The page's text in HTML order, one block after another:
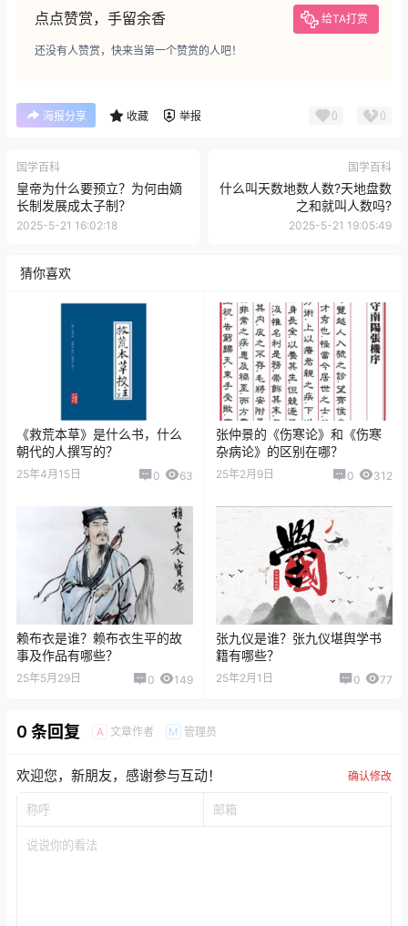
点点赞赏，手留余香 给TA打赏
还没有人赞赏，快来当第一个赞赏的人吧！
海报分享 收藏 举报 0 0
国学百科
皇帝为什么要预立？为何由嫡
长制发展成太子制？
2025-5-21 16:02:18
国学百科
什么叫天数地数人数?天地盘数
之和就叫人数吗?
2025-5-21 19:05:49
猜你喜欢
《救荒本草》是什么书，什么
朝代的人撰写的？
25年4月15日 0 63
张仲景的《伤寒论》和《伤寒
杂病论》的区别在哪？
25年2月9日 0 312
赖布衣是谁？赖布衣生平的故
事及作品有哪些？
25年5月29日 0 149
张九仪是谁？张九仪堪舆学书
籍有哪些？
25年2月1日 0 77
0 条回复 A 文章作者 M 管理员
欢迎您，新朋友，感谢参与互动！ 确认修改